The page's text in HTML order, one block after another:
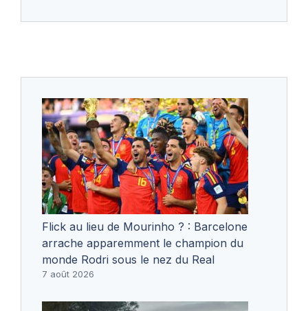
Flick au lieu de Mourinho ? : Barcelone
arrache apparemment le champion du
monde Rodri sous le nez du Real
7 août 2026